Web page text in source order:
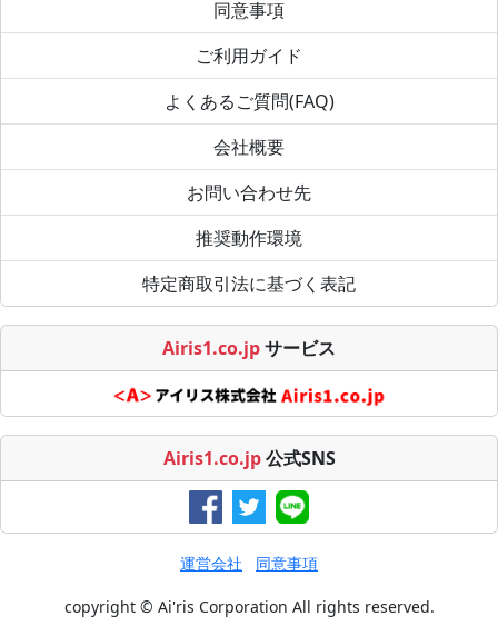
同意事項
ご利用ガイド
よくあるご質問(FAQ)
会社概要
お問い合わせ先
推奨動作環境
特定商取引法に基づく表記
Airis1.co.jpサービス
Airis1.co.jp 公式SNS
運営会社 同意事項
copyright © Ai'ris Corporation All rights reserved.